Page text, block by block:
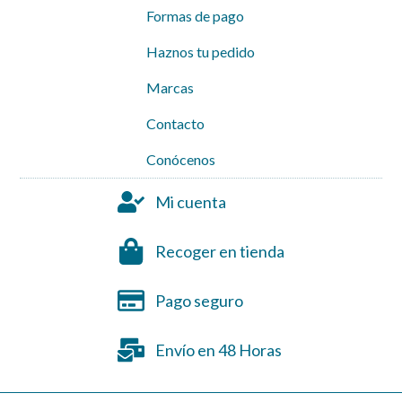
Formas de pago
Haznos tu pedido
Marcas
Contacto
Conócenos
Mi cuenta
Recoger en tienda
Pago seguro
Envío en 48 Horas